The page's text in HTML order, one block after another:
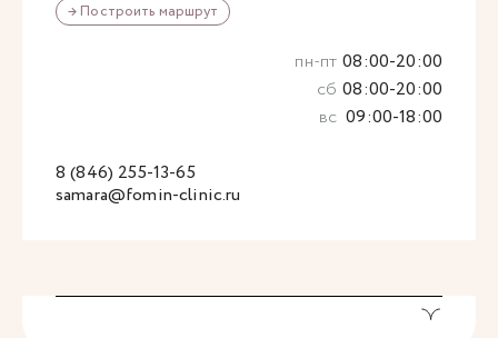
→ Построить маршрут
samara@fomin-clinic.ru
8 (846) 255-13-65
пн-пт 08:00-20:00
сб 08:00-20:00
вс 09:00-18:00